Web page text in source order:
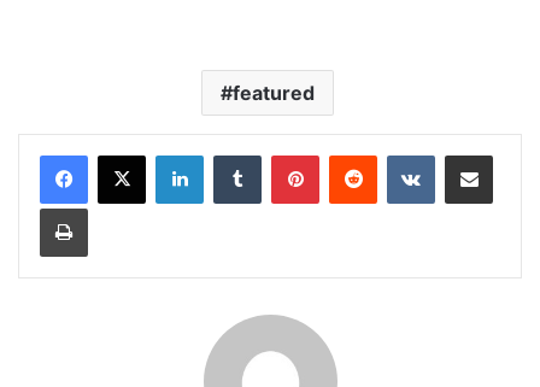
featured
LinkedInTumblr PinterestReddit VKontakteShare via Email
Print